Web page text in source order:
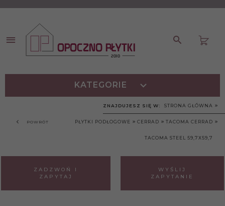
KATEGORIE
POWRÓT
ZNAJDUJESZ SIĘ W: STRONA GŁÓWNA
PŁYTKI PODŁOGOWE CERRAD TACOMA CERRAD
TACOMA STEEL 59,7X59,7
ZADZWOŃ I
ZAPYTAJ
WYŚLIJ
ZAPYTANIE